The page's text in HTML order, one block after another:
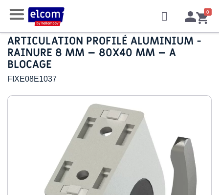
ARTICULATION PROFILÉ ALUMINIUM -
RAINURE 8 MM – 80X40 MM – A
BLOCAGE
FIXE08E1037